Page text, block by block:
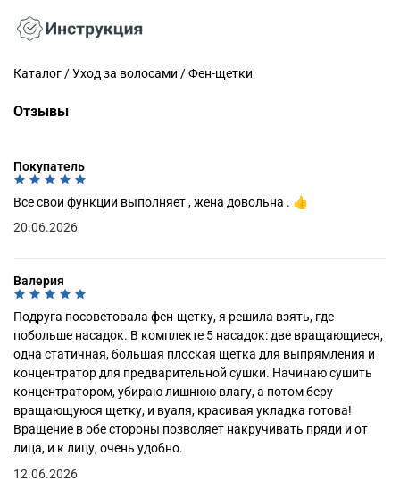
Каталог / Уход за волосами / Фен-щетки
Отзывы
Покупатель
Все свои функции выполняет , жена довольна . 👍
20.06.2026
Валерия
Подруга посоветовала фен-щетку, я решила взять, где
побольше насадок. В комплекте 5 насадок: две вращающиеся,
одна статичная, большая плоская щетка для выпрямления и
концентратор для предварительной сушки. Начинаю сушить
концентратором, убираю лишнюю влагу, а потом беру
вращающуюся щетку, и вуаля, красивая укладка готова!
Вращение в обе стороны позволяет накручивать пряди и от
лица, и к лицу, очень удобно.
12.06.2026